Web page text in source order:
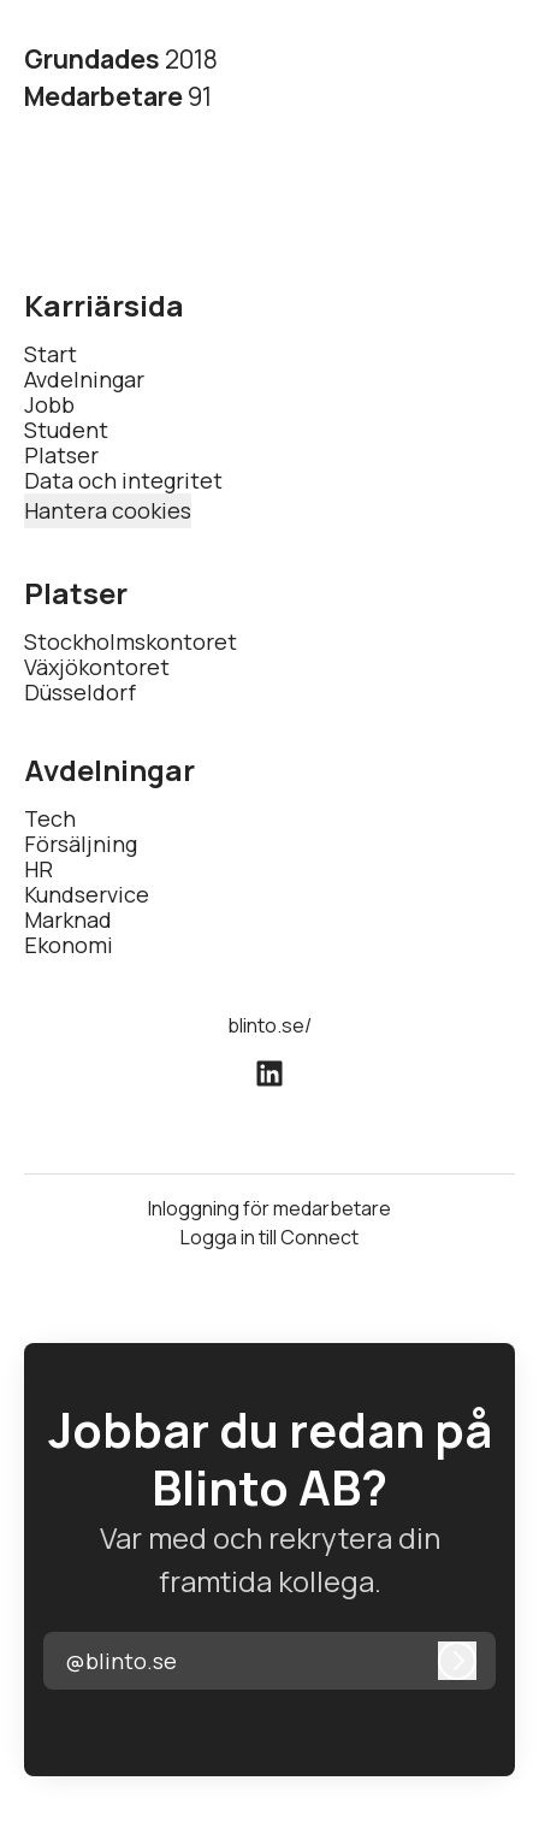
Grundades 2018
Medarbetare91
Karriärsida
Start
Avdelningar
Jobb
Student
Platser
Data och integritet
Hantera cookies
Platser
Stockholmskontoret
Växjökontoret
Düsseldorf
Avdelningar
Tech
Försäljning
HR
Kundservice
Marknad
Ekonomi
blinto.se/
Inloggning för medarbetare
Logga in till Connect
Jobbar du redan på
Blinto AB?
Var med och rekrytera din
framtida kollega.
@blinto.se